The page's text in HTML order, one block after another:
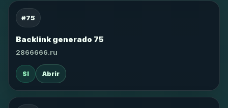
#75
Backlink generado 75
2866666.ru
SI Abrir